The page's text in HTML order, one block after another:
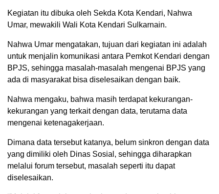
Kegiatan itu dibuka oleh Sekda Kota Kendari, Nahwa
Umar, mewakili Wali Kota Kendari Sulkarnain.
Nahwa Umar mengatakan, tujuan dari kegiatan ini adalah
untuk menjalin komunikasi antara Pemkot Kendari dengan
BPJS, sehingga masalah-masalah mengenai BPJS yang
ada di masyarakat bisa diselesaikan dengan baik.
Nahwa mengaku, bahwa masih terdapat kekurangan-
kekurangan yang terkait dengan data, terutama data
mengenai ketenagakerjaan.
Dimana data tersebut katanya, belum sinkron dengan data
yang dimiliki oleh Dinas Sosial, sehingga diharapkan
melalui forum tersebut, masalah seperti itu dapat
diselesaikan.